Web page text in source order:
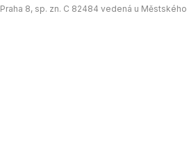
Praha 8, sp. zn. C 82484 vedená u